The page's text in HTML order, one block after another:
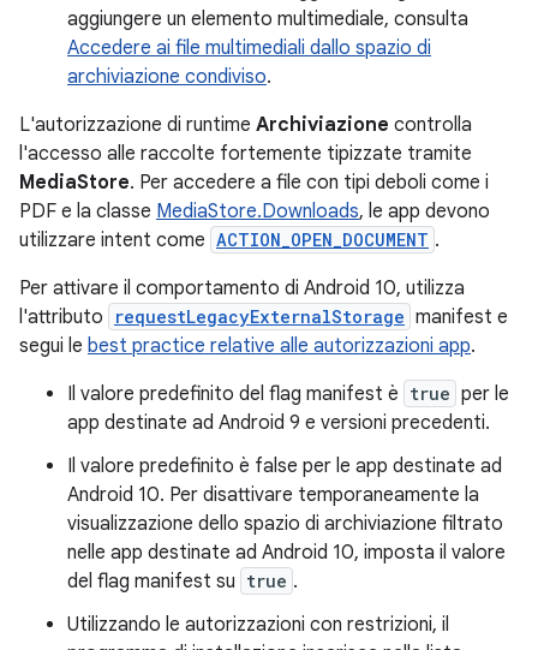
aggiungere un elemento multimediale, consulta
Accedere ai file multimediali dallo spazio di
archiviazione condiviso.
L'autorizzazione di runtime Archiviazione controlla
l'accesso alle raccolte fortemente tipizzate tramite
MediaStore. Per accedere a file con tipi deboli come i
PDF e la classe MediaStore.Downloads, le app devono
utilizzare intent come ACTION_OPEN_DOCUMENT .
Per attivare il comportamento di Android 10, utilizza
l'attributo
requestLegacyExternalStorage manifest e
segui le best practice relative alle autorizzazioni app.
Il valore predefinito del flag manifest è true per le
app destinate ad Android 9 e versioni precedenti.
Il valore predefinito è false per le app destinate ad
Android 10. Per disattivare temporaneamente la
visualizzazione dello spazio di archiviazione filtrato
nelle app destinate ad Android 10, imposta il valore
del flag manifest su true .
Utilizzando le autorizzazioni con restrizioni, il